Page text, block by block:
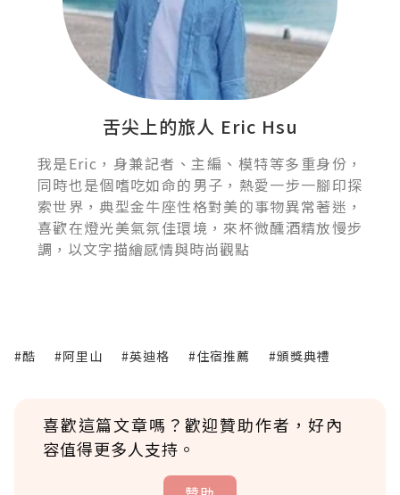
舌尖上的旅人 Eric Hsu
我是Eric，身兼記者、主編、模特等多重身份，
同時也是個嗜吃如命的男子，熱愛一步一腳印探
索世界，典型金牛座性格對美的事物異常著迷，
喜歡在燈光美氣氛佳環境，來杯微醺酒精放慢步
調，以文字描繪感情與時尚觀點
#酷 #阿里山 #英迪格 #住宿推薦 #頒獎典禮
喜歡這篇文章嗎？歡迎贊助作者，好內
容值得更多人支持。